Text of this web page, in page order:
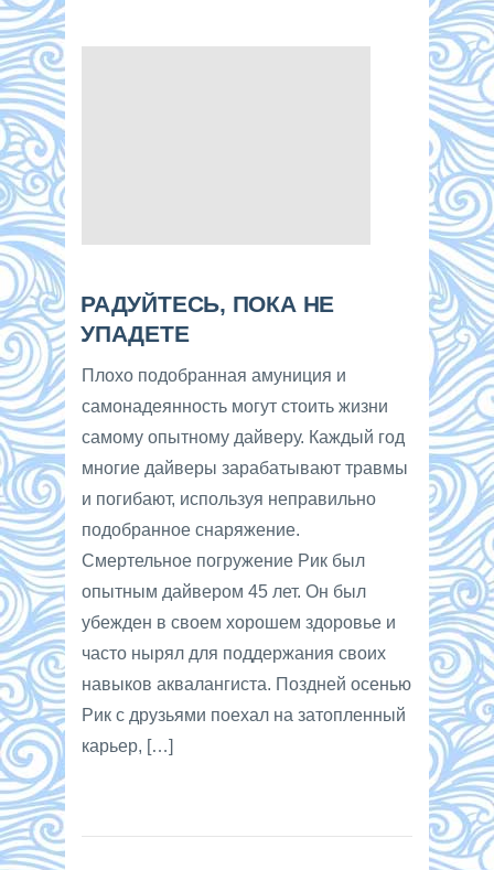
РАДУЙТЕСЬ, ПОКА НЕ
УПАДЕТЕ
Плохо подобранная амуниция и
самонадеянность могут стоить жизни
самому опытному дайверу. Каждый год
многие дайверы зарабатывают травмы
и погибают, используя неправильно
подобранное снаряжение.
Смертельное погружение Рик был
опытным дайвером 45 лет. Он был
убежден в своем хорошем здоровье и
часто нырял для поддержания своих
навыков аквалангиста. Поздней осенью
Рик с друзьями поехал на затопленный
карьер, […]